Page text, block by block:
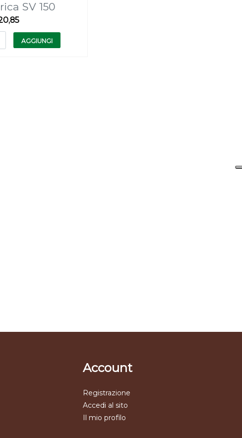
SV 150
AGGIUNGI
Account
Registrazione
Accedi al sito
Il mio profilo